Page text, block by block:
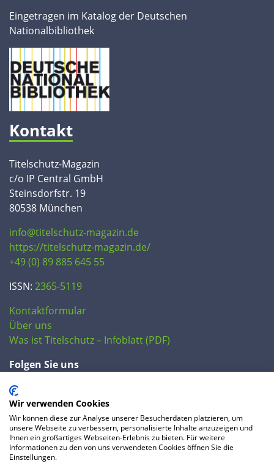
Eingetragen im Katalog der Deutschen
Nationalbibliothek
Kontakt
Titelschutz-Magazin
c/o IP Central GmbH
Steinsdorfstr. 19
80538 München
info@titelschutz-magazin.de
https://titelschutz-magazin.de/
+49 (0) 89 885 645 55
ISSN: 2365-5119
Kontaktformular
Über uns
Was ist Titelschutz – Infoblatt (PDF)
Folgen Sie uns
Wir verwenden Cookies
Wir können diese zur Analyse unserer Besucherdaten platzieren, um
unsere Webseite zu verbessern, personalisierte Inhalte anzuzeigen und
Ihnen ein großartiges Webseiten-Erlebnis zu bieten. Für weitere
Informationen zu den von uns verwendeten Cookies öffnen Sie die
Einstellungen.